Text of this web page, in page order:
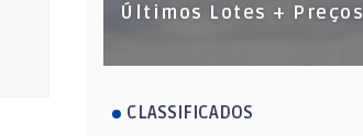
Últimos Lotes + Preços
CLASSIFICADOS